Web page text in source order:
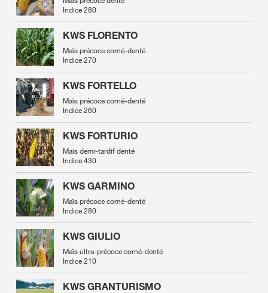
Indice 280
KWS FLORENTO
Maïs précoce corné-denté
Indice 270
KWS FORTELLO
Maïs précoce corné-denté
Indice 260
KWS FORTURIO
Mais demi-tardif denté
Indice 430
KWS GARMINO
Maïs précoce corné-denté
Indice 280
KWS GIULIO
Maïs ultra-précoce corné-denté
Indice 210
KWS GRANTURISMO